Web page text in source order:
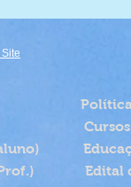
Edital